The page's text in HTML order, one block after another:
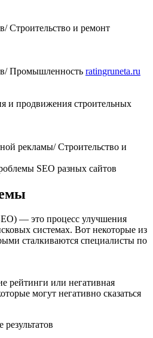
Строительство и ремонт
Промышленность ratingruneta.ru
и продвижения строительных
рекламы/ Строительство и
SEO разных сайтов
— это процесс улучшения
системах. Вот некоторые из
сталкиваются специалисты по
рейтинги или негативная
могут негативно сказаться